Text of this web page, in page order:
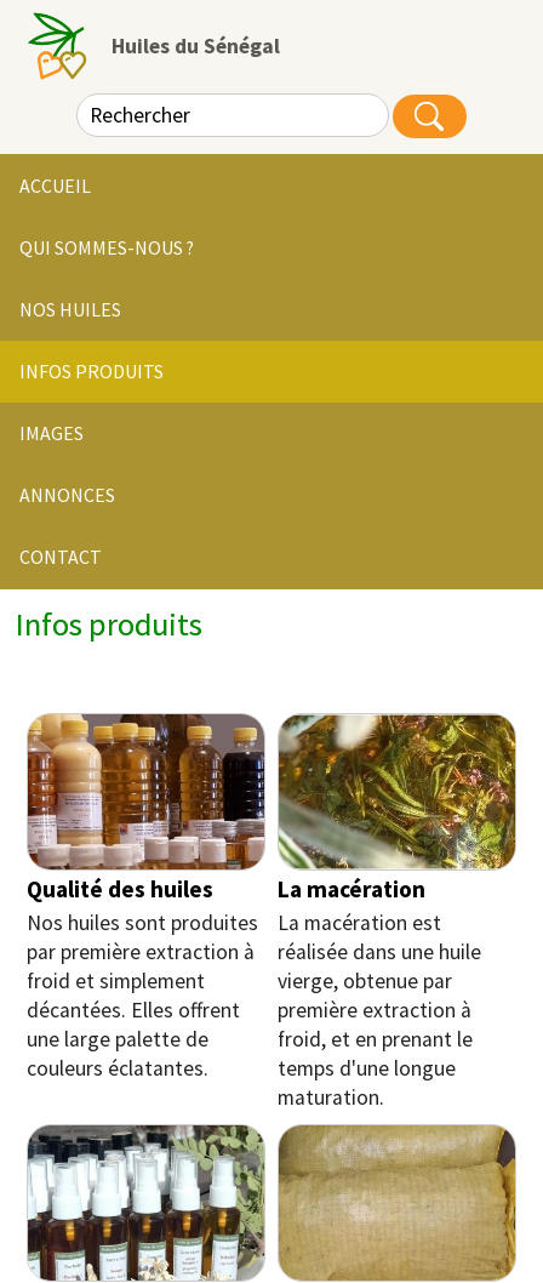
Huiles du Sénégal
ACCUEIL
QUI SOMMES-NOUS ?
NOS HUILES
INFOS PRODUITS
IMAGES
ANNONCES
CONTACT
Infos produits
Qualité des huiles
Nos huiles sont produites
par première extraction à
froid et simplement
décantées. Elles offrent
une large palette de
couleurs éclatantes.
La macération
La macération est
réalisée dans une huile
vierge, obtenue par
première extraction à
froid, et en prenant le
temps d'une longue
maturation.